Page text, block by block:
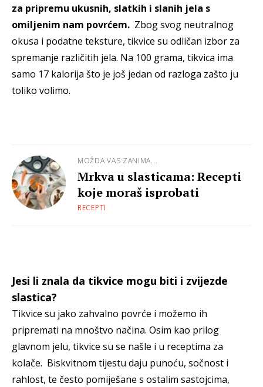
za pripremu ukusnih, slatkih i slanih jela s
omiljenim nam povrćem. Zbog svog neutralnog
okusa i podatne teksture, tikvice su odličan izbor za
spremanje različitih jela. Na 100 grama, tikvica ima
samo 17 kalorija što je još jedan od razloga zašto ju
toliko volimo.
MOŽDA VAS ZANIMA...
Mrkva u slasticama: Recepti
koje moraš isprobati
RECEPTI
Jesi li znala da tikvice mogu biti i zvijezde
slastica?
Tikvice su jako zahvalno povrće i možemo ih
pripremati na mnoštvo načina. Osim kao prilog
glavnom jelu, tikvice su se našle i u receptima za
kolače. Biskvitnom tijestu daju punoću, sočnost i
rahlost, te često pomiješane s ostalim sastojcima,